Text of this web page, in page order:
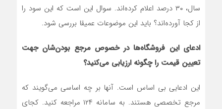
سال، ۳۰ درصد اعلام کرده‌اند. سوال این است که این سود را
از کجا آورده‌اند؟ باید این موضوعات عمیقا بررسی شود.
ادعای این فروشگاه‌ها در خصوص مرجع بودن‌شان جهت
تعیین قیمت را چگونه ارزیابی می‌کنید؟
این ادعایی بی اساس است. آنها بر چه اساسی می‌گویند که
مرجع تخصصی هستند. به سامانه ۱۲۴ مراجعه کنید. کجای